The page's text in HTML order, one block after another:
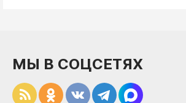
МЫ В СОЦСЕТЯХ